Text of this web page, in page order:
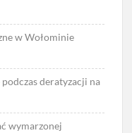
w Wołominie
deratyzacji na
wymarzonej